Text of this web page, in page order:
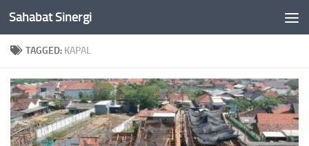
Skip to content
Sahabat Sinergi
TAGGED: KAPAL